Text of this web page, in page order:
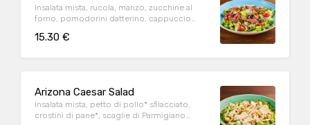
Insalata mista, rucola, manzo, zucchine al
forno, pomodorini datterino, cappuccio
15.30 €
Arizona Caesar Salad
Insalata mista, petto di pollo* sfilacciato,
crostini di pane*, scaglie di Parmigiano